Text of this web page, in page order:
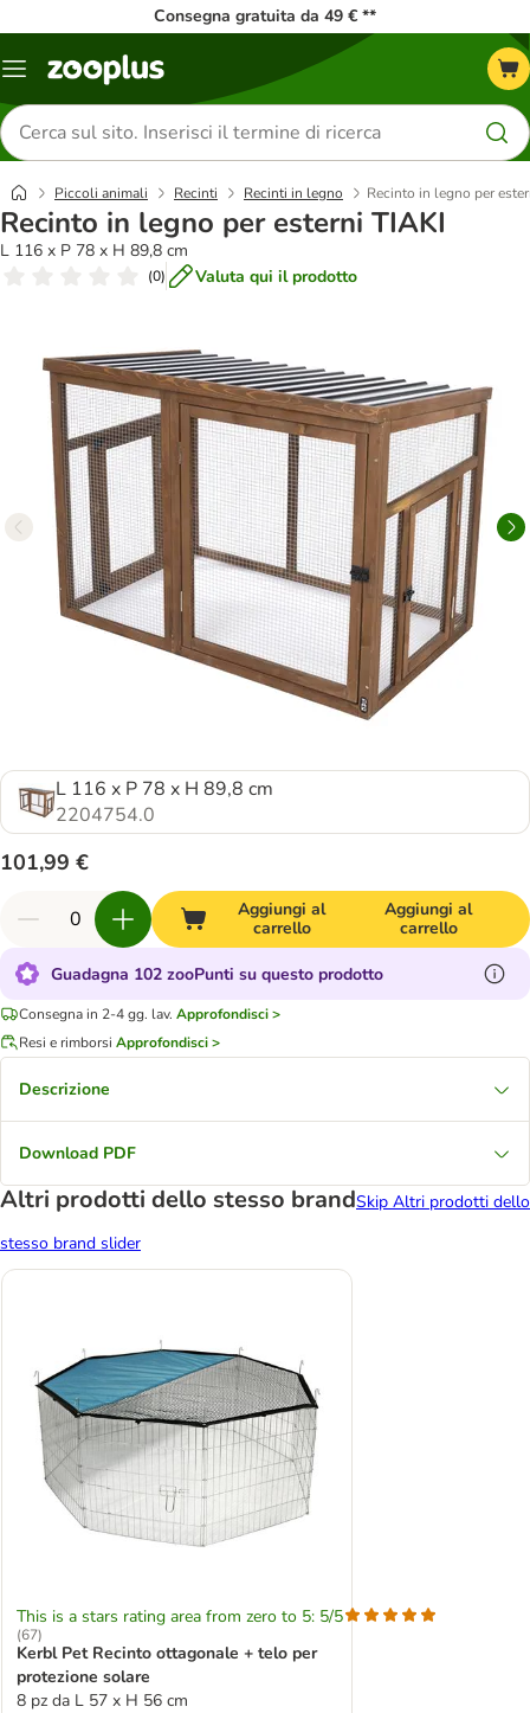
Consegna gratuita da 49 € **
Overview
Cerca
prodotti
Piccoli animali Recinti Recinti in legno Recinto in legno per
Recinto in legno per esterni TIAKI
L 116 x P 78 x H 89,8 cm
(0) Valuta qui il prodotto
L 116 x P 78 x H 89,8 cm
2204754.0
101,99 €
Aggiungi al
carrello
Aggiungi al
carrello
Guadagna 102 zooPunti su questo prodotto
Consegna in 2-4 gg. lav. Approfondisci >
Resi e rimborsi Approfondisci >
Descrizione
Download PDF
Altri prodotti dello stesso brandSkip Altri prodotti dello
stesso brand slider
This is a stars rating area from zero to 5: 5/5
(67)
Kerbl Pet Recinto ottagonale + telo per
protezione solare
8 pz da L 57 x H 56 cm